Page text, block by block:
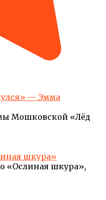
— Эмма
Мошковской «Лёд
шкура»
«Ослиная шкура»,